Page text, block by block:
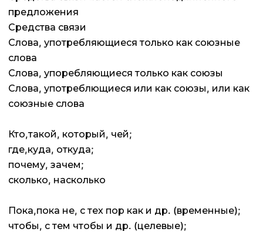
предложения
Средства связи
Слова, употребляющиеся только как союзные
слова
Слова, упоребляющиеся только как союзы
Слова, употреблющиеся или как союзы, или как
союзные слова
Кто,такой, который, чей;
где,куда, откуда;
почему, зачем;
сколько, насколько
Пока,пока не, с тех пор как и др. (временные);
чтобы, с тем чтобы и др. (целевые);